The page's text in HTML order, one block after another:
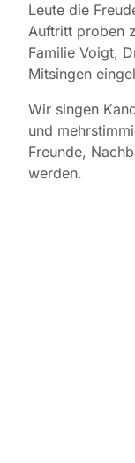
Leute die
Auftritt proben
Familie Voigt,
Mitsingen
Wir singen
und
Freunde,
werden.